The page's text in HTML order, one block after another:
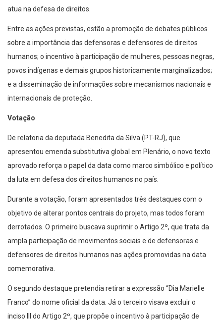
atua na defesa de direitos.
Entre as ações previstas, estão a promoção de debates públicos
sobre a importância das defensoras e defensores de direitos
humanos; o incentivo à participação de mulheres, pessoas negras,
povos indígenas e demais grupos historicamente marginalizados;
e a disseminação de informações sobre mecanismos nacionais e
internacionais de proteção.
Votação
De relatoria da deputada Benedita da Silva (PT-RJ), que
apresentou emenda substitutiva global em Plenário, o novo texto
aprovado reforça o papel da data como marco simbólico e político
da luta em defesa dos direitos humanos no país.
Durante a votação, foram apresentados três destaques com o
objetivo de alterar pontos centrais do projeto, mas todos foram
derrotados. O primeiro buscava suprimir o Artigo 2º, que trata da
ampla participação de movimentos sociais e de defensoras e
defensores de direitos humanos nas ações promovidas na data
comemorativa.
O segundo destaque pretendia retirar a expressão “Dia Marielle
Franco” do nome oficial da data. Já o terceiro visava excluir o
inciso III do Artigo 2º, que propõe o incentivo à participação de